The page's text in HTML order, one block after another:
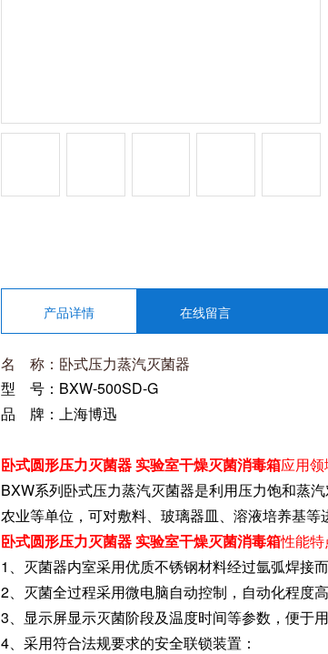
产品详情 在线留言
名
称：卧式压力蒸汽灭菌器
型 号：BXW-500SD-G
品 牌：上海博迅
卧式圆形压力灭菌器 实验室干燥灭菌消毒箱应用领
BXW系列卧式压力蒸汽灭菌器是利用压力饱和蒸
农业等单位，可对敷料、玻璃器皿、溶液培养基等
卧式圆形压力灭菌器 实验室干燥灭菌消毒箱性能特
1、灭菌器内室采用优质不锈钢材料经过氩弧焊接
2、灭菌全过程采用微电脑自动控制，自动化程度
3、显示屏显示灭菌阶段及温度时间等参数，便于
4、采用符合法规要求的安全联锁装置：